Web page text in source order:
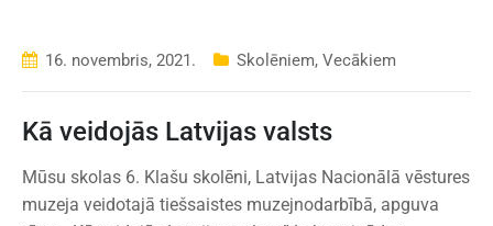
16. novembris, 2021. Skolēniem, Vecākiem
Kā veidojās Latvijas valsts
Mūsu skolas 6. Klašu skolēni, Latvijas Nacionālā vēstures
muzeja veidotajā tiešsaistes muzejnodarbībā, apguva